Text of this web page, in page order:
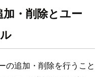
・削除とユー
の追加・削除を行うこと